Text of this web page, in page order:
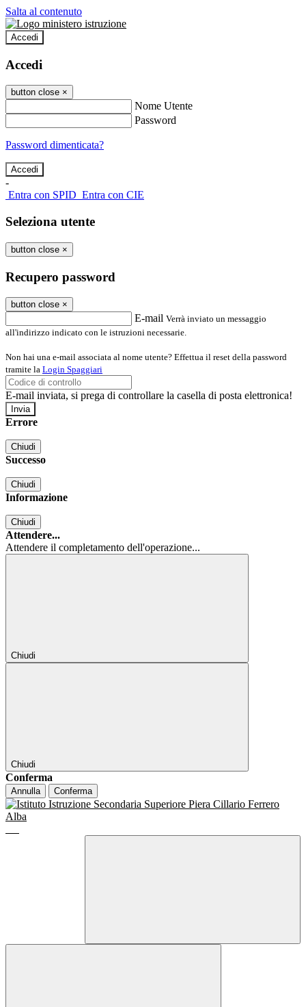
Salta al contenuto
Accedi
Accedi
button close ×
Nome Utente
Password
Password dimenticata?
-
Entra con SPID Entra con CIE
Seleziona utente
button close ×
Recupero password
button close ×
E-mail Verrà inviato un messaggio
all'indirizzo indicato con le istruzioni necessarie.
Non hai una e-mail associata al nome utente? Effettua il reset della password
tramite la Login Spaggiari
E-mail inviata, si prega di controllare la casella di posta elettronica!
Errore
Chiudi
Successo
Chiudi
Informazione
Chiudi
Attendere...
Attendere il completamento dell'operazione...
Chiudi
Chiudi
Conferma
Annulla Conferma